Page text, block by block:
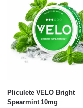
Pliculete VELO Bright
Spearmint 10mg